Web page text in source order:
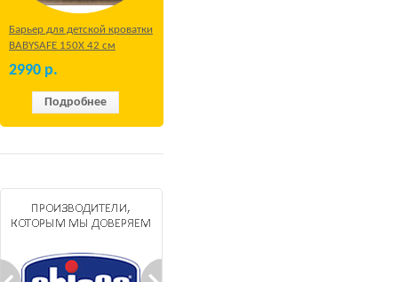
Барьер для детской кроватки
BABYSAFE 150Х 42 см
Бежевый
2990 р.
Подробнее